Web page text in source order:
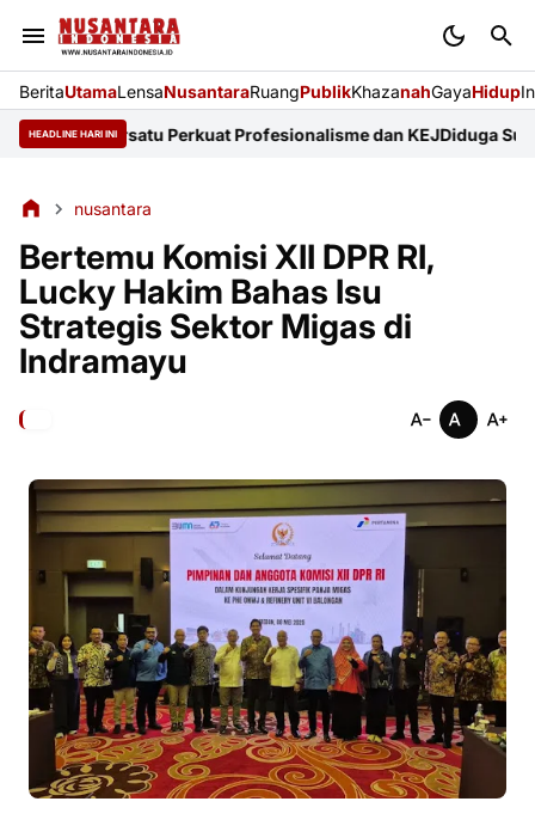
BeritaUtamaLensaNusantaraRuangPublikKhazanahGayaHidup
HEADLINE HARI INI
Bersatu Perkuat Profesionalisme dan KEJDiduga Sunat
nusantara
Bertemu Komisi XII DPR RI,
Lucky Hakim Bahas Isu
Strategis Sektor Migas di
Indramayu